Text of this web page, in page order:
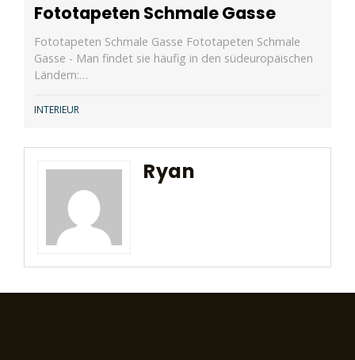
Fototapeten Schmale Gasse
Fototapeten Schmale Gasse Fototapeten Schmale
Gasse - Man findet sie häufig in den südeuropäischen
Ländern:…
INTERIEUR
Ryan